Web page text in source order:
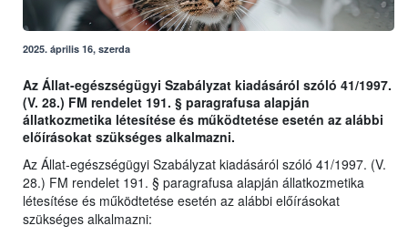
2025. április 16, szerda
Az Állat-egészségügyi Szabályzat kiadásáról szóló 41/1997.
(V. 28.) FM rendelet 191. § paragrafusa alapján
állatkozmetika létesítése és működtetése esetén az alábbi
előírásokat szükséges alkalmazni.
Az Állat-egészségügyi Szabályzat kiadásáról szóló 41/1997. (V.
28.) FM rendelet 191. § paragrafusa alapján állatkozmetika
létesítése és működtetése esetén az alábbi előírásokat
szükséges alkalmazni: